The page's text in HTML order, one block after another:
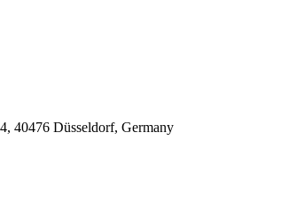
40476 Düsseldorf, Germany